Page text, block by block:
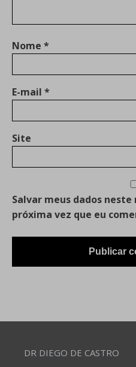
Nome *
E-mail *
Site
Salvar meus dados
próxima vez que eu
DR DIEGO DE CASTRO